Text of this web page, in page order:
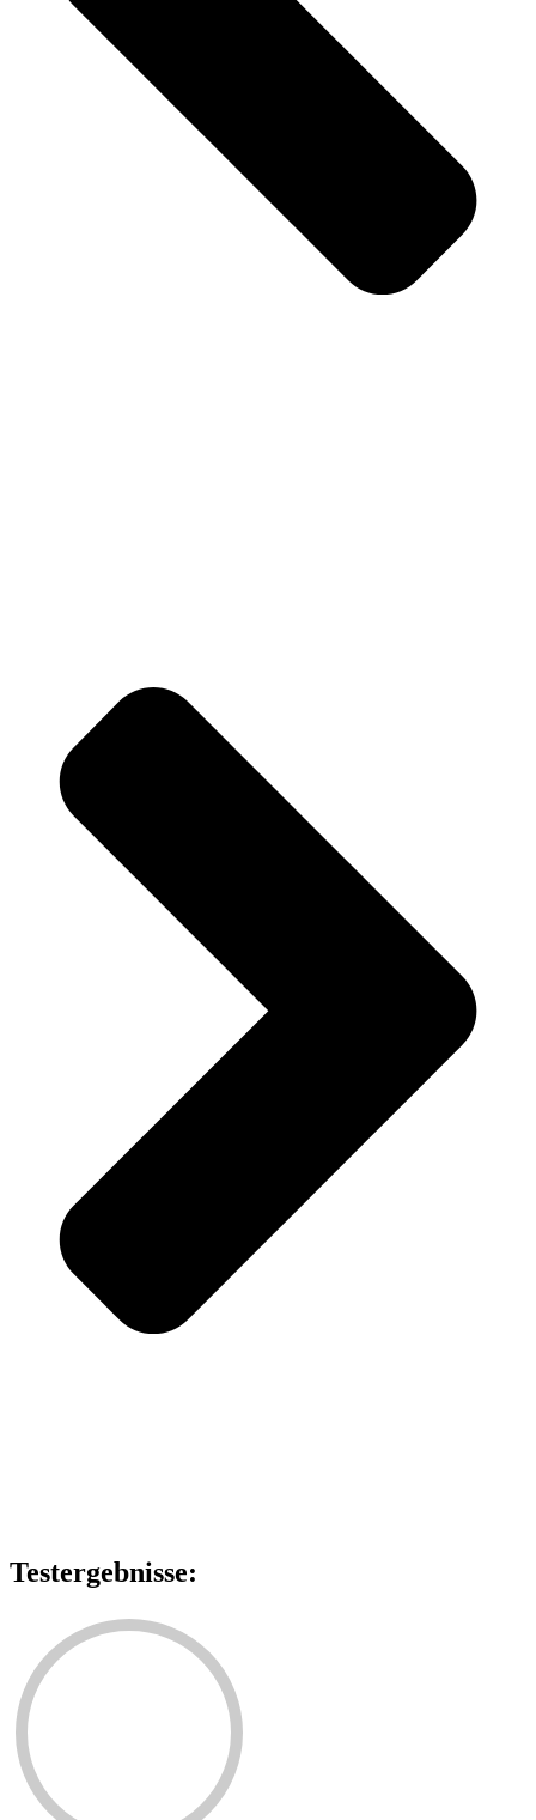
Testergebnisse: